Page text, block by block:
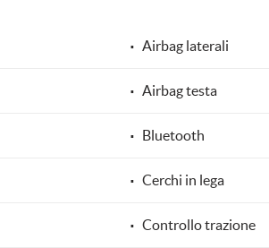
Airbag laterali
Airbag testa
Bluetooth
Cerchi in lega
Controllo trazione